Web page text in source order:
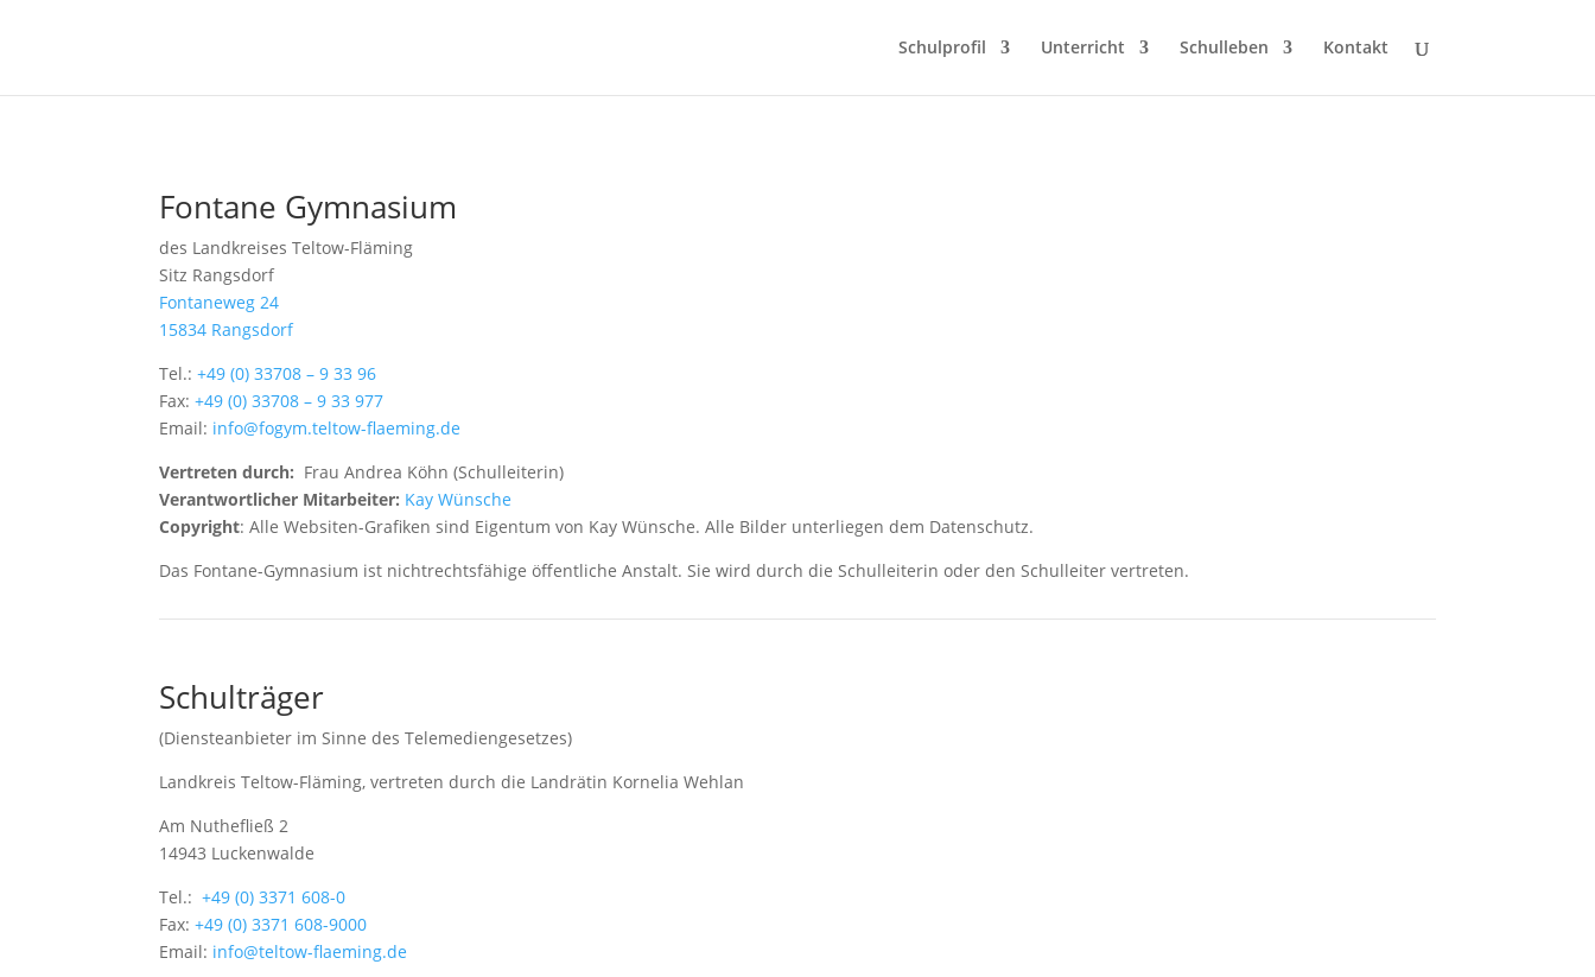
Schulprofil Unterricht Schulleben Kontakt
Fontane Gymnasium
des Landkreises Teltow-Fläming
Sitz Rangsdorf
Fontaneweg 24
15834 Rangsdorf
Tel.:+49 (0) 33708 – 9 33 96
Fax:+49 (0) 33708 – 9 33 977
Email: info@fogym.teltow-flaeming.de
Vertreten durch: Frau Andrea Köhn (Schulleiterin)
Verantwortlicher Mitarbeiter: Kay Wünsche
Copyright: Alle Websiten-Grafiken sind Eigentum von Kay Wünsche. Alle Bilder unterliegen dem Datenschutz.
Das Fontane-Gymnasium ist nichtrechtsfähige öffentliche Anstalt. Sie wird durch die Schulleiterin oder den Schulleiter vertreten.
Schulträger
(Diensteanbieter im Sinne des Telemediengesetzes)
Landkreis Teltow-Fläming, vertreten durch die Landrätin Kornelia Wehlan
Am Nuthefließ 2
14943 Luckenwalde
Tel.:+49 (0) 3371 608-0
Fax:+49 (0) 3371 608-9000
Email: info@teltow-flaeming.de